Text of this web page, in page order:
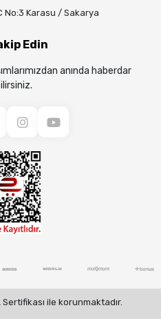
No:3 Karasu / Sakarya
Edin
anında haberdar
ile korunmaktadır.